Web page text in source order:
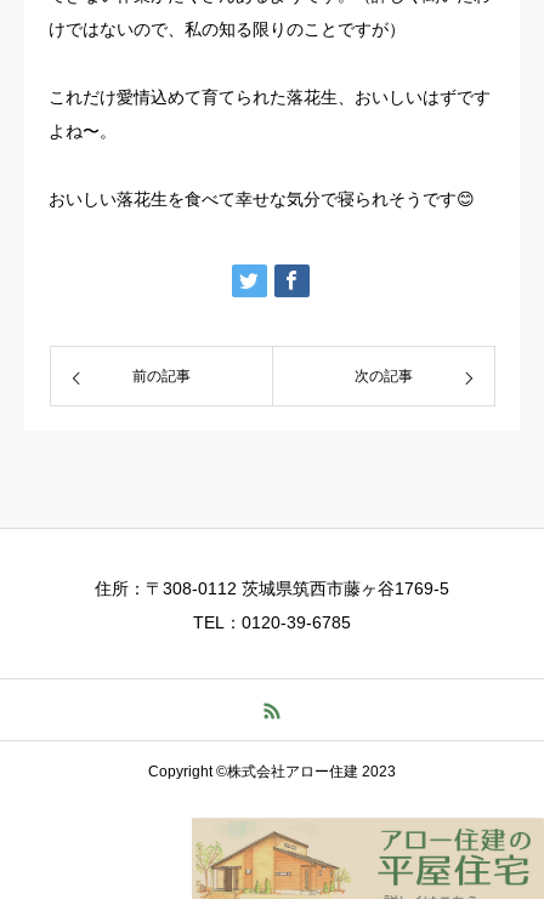
けではないので、私の知る限りのことですが）
これだけ愛情込めて育てられた落花生、おいしいはずです
よね〜。
おいしい落花生を食べて幸せな気分で寝られそうです😊
前の記事 次の記事
住所：〒308-0112 茨城県筑西市藤ヶ谷1769-5
TEL：0120-39-6785
Copyright ©株式会社アロー住建 2023